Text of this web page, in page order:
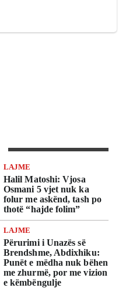
LAJME
Halil Matoshi: Vjosa
Osmani 5 vjet nuk ka
folur me askënd, tash po
thotë “hajde folim”
LAJME
Përurimi i Unazës së
Brendshme, Abdixhiku:
Punët e mëdha nuk bëhen
me zhurmë, por me vizion
e këmbëngulje